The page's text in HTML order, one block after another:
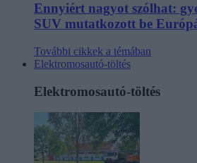
Ennyiért nagyot szólhat:
SUV mutatkozott be
További cikkek a témában
Elektromosautó-töltés
Elektromosautó-töltés